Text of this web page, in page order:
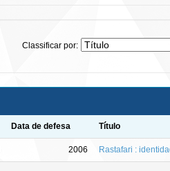
Classificar por:
Data de defesa Título
2006 Rastafari :